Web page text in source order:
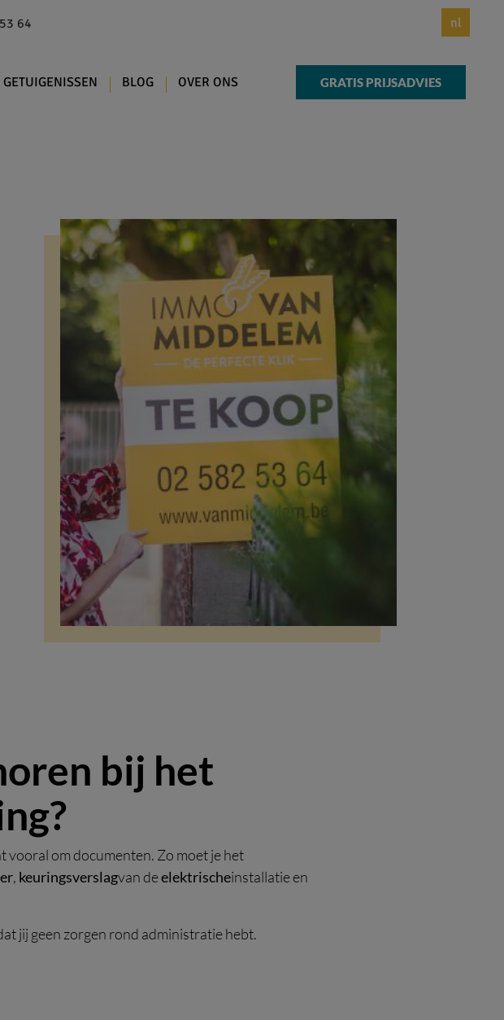
64 nl
GETUIGENISSEN BLOG OVER ONS GRATIS PRIJSADVIES
bij het
vooral om documenten. Zo moet je het
, keuringsverslagvan deelektrischeinstallatie en
jij geen zorgen rond administratie hebt.